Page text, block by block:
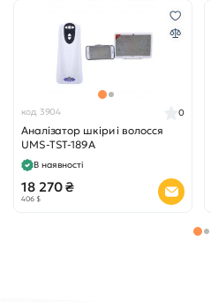
код 3904
Аналізатор шкіри і волосся
UMS-TST-189A
0
В наявності
18 270 ₴
406 $